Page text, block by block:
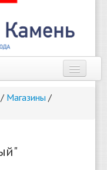
/ Магазины /